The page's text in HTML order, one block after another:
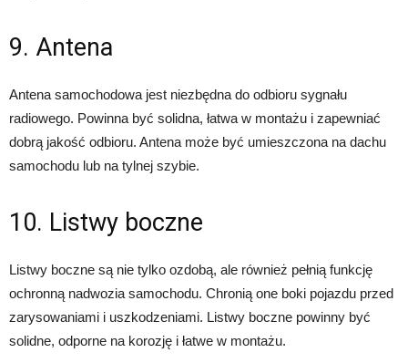
9. Antena
Antena samochodowa jest niezbędna do odbioru sygnału
radiowego. Powinna być solidna, łatwa w montażu i zapewniać
dobrą jakość odbioru. Antena może być umieszczona na dachu
samochodu lub na tylnej szybie.
10. Listwy boczne
Listwy boczne są nie tylko ozdobą, ale również pełnią funkcję
ochronną nadwozia samochodu. Chronią one boki pojazdu przed
zarysowaniami i uszkodzeniami. Listwy boczne powinny być
solidne, odporne na korozję i łatwe w montażu.